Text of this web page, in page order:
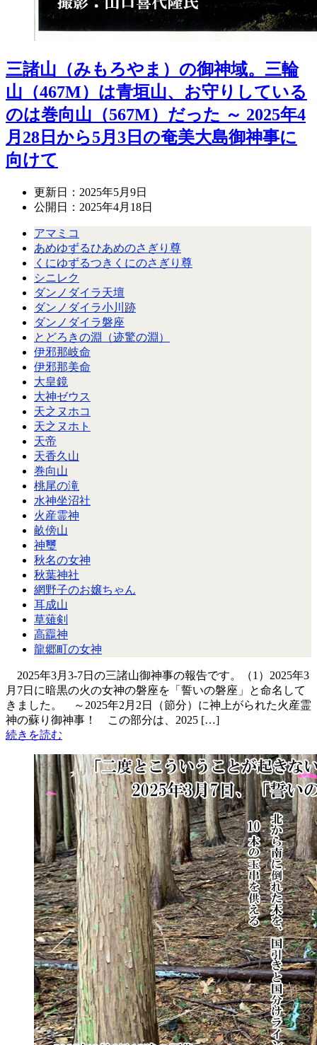
三諸山（みもろやま）の御神域。三輪
山（467M）は青垣山、お守りしている
のは巻向山（567M）だった ～ 2025年4
月28日から5月3日の奄美大島御神事に
向けて
更新日： 2025年5月9日
公開日： 2025年4月18日
アマミコ
あめゆずるひあめのさぎり尊
くにゆずるつきくにのさぎり尊
シニレク
ダンノダイラ天壇
ダンノダイラ小川跡
ダンノダイラ磐座
とどろきの淵（迹驚の淵）
伊邪那岐命
伊邪那美命
大皇鏡
大神ゼウス
天之ヌホコ
天之ヌホト
天帝
天香久山
巻向山
桃尾の滝
水神坐沼社
火産霊神
畝傍山
神璽
秋名の女神
秋葉神社
網野子のお嬢ちゃん
耳成山
草薙剣
高龗神
龍郷町の女神
2025年3月3-7日の三諸山御神事の報告です。（1）2025年3
月7日に暗黒の火の女神の磐座を「誓いの磐座」と命名して
きました。 ～2025年2月2日（節分）に神上がられた火産霊
神の蘇り御神事！ この部分は、2025 […]
続きを読む